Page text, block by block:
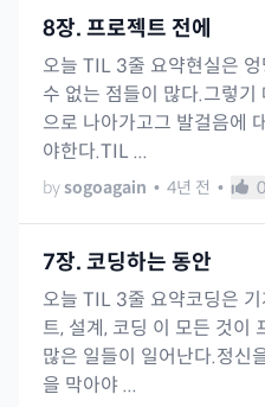
8장. 프로젝트 전에
오늘 TIL 3줄 요약현실은
수 없는 점들이 많다.그렇
으로 나아가고그 발걸음에
야한다.TIL ...
by sogoagain • 4년 전 • 0
7장. 코딩하는 동안
오늘 TIL 3줄 요약코딩은
트, 설계, 코딩 이 모든 것이
많은 일들이 일어난다.정신
을 막아야 ...